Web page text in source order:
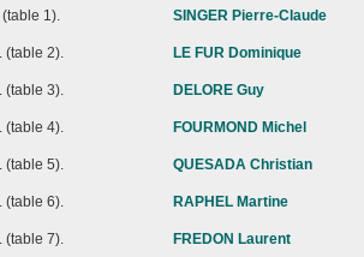
(table 1). SINGER Pierre-Claude
(table 2). LE FUR Dominique
(table 3). DELORE Guy
(table 4). FOURMOND Michel
(table 5). QUESADA Christian
(table 6). RAPHEL Martine
(table 7). FREDON Laurent